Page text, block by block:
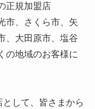
正規加盟店
市、さくら市、矢
、大田原市、塩谷
の地域のお客様に
して、皆さまから